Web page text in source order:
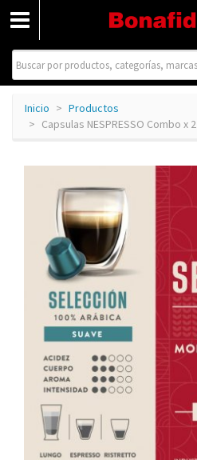
Inicio
Productos
Capsulas NESPRESSO Combo x 2